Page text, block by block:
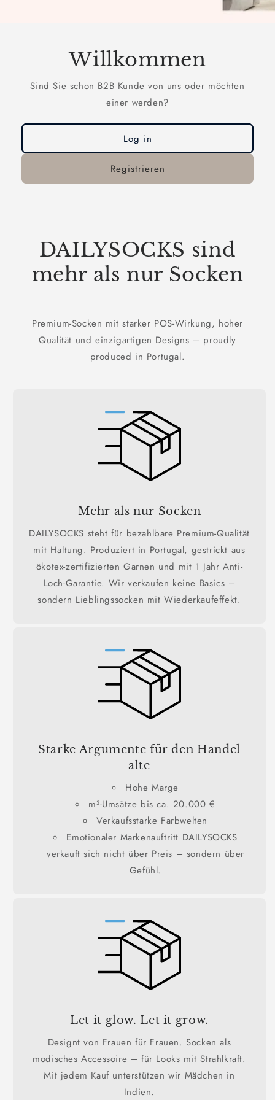
Willkommen
Sind Sie schon B2B Kunde von uns oder möchten
einer werden?
Log in
Registrieren
DAILYSOCKS sind
mehr als nur Socken
Premium-Socken mit starker POS-Wirkung, hoher
Qualität und einzigartigen Designs – proudly
produced in Portugal.
Mehr als nur Socken
DAILYSOCKS steht für bezahlbare Premium-Qualität
mit Haltung. Produziert in Portugal, gestrickt aus
ökotex-zertifizierten Garnen und mit 1 Jahr Anti-
Loch-Garantie. Wir verkaufen keine Basics –
sondern Lieblingssocken mit Wiederkaufeffekt.
Starke Argumente für den Handel
alte
Hohe Marge
m²-Umsätze bis ca. 20.000 €
Verkaufsstarke Farbwelten
Emotionaler Markenauftritt DAILYSOCKS
verkauft sich nicht über Preis – sondern über
Gefühl.
Let it glow. Let it grow.
Designt von Frauen für Frauen. Socken als
modisches Accessoire – für Looks mit Strahlkraft.
Mit jedem Kauf unterstützen wir Mädchen in
Indien.